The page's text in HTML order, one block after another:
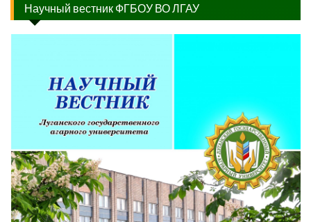
Научный вестник ФГБОУ ВО ЛГАУ